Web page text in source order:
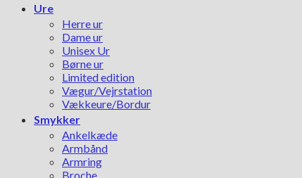
Ure
Herre ur
Dame ur
Unisex Ur
Børne ur
Limited edition
Vægur/Vejrstation
Vækkeure/Bordur
Smykker
Ankelkæde
Armbånd
Armring
Broche